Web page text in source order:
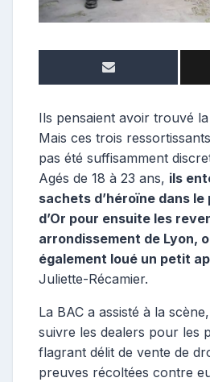
Ils pensaient avoir trouvé
Mais ces trois
pas été suffisamment
Agés de 18 à 23 ans, ils
sachets d’héroïne dans
d’Or pour ensuite les
arrondissement de Lyon,
également loué un petit
Juliette-Récamier.
La BAC a assisté à la
suivre les dealers pour les
flagrant délit de vente de
preuves récoltées contre